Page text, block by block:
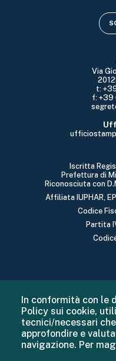
Via
t:
f:
Iscritta
Prefettura di
Riconosciuta con
Affiliata IUPHAR,
Codice
Partita
In conformità con le
Policy sui cookie,
tecnici/necessari
approfondire e
navigazione. Per